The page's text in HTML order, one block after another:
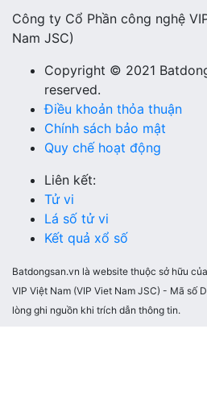
Công ty Cổ Phần công nghệ
Nam JSC)
Copyright © 2021
reserved.
Điều khoản thỏa thuận
Chính sách bảo mật
Quy chế hoạt động
Liên kết:
Tử vi
Lá số tử vi
Kết quả xổ số
Batdongsan.vn là website thuộc sở hữu
VIP Việt Nam (VIP Viet Nam JSC) - Mã số
lòng ghi nguồn khi trích dẫn thông tin.